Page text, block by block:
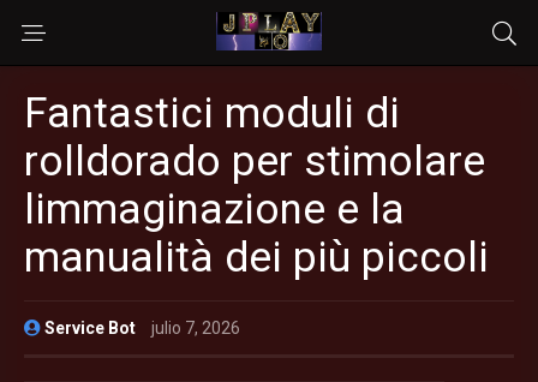
Fantastici moduli di
rolldorado per stimolare
limmaginazione e la
manualità dei più piccoli
Service Bot julio 7, 2026